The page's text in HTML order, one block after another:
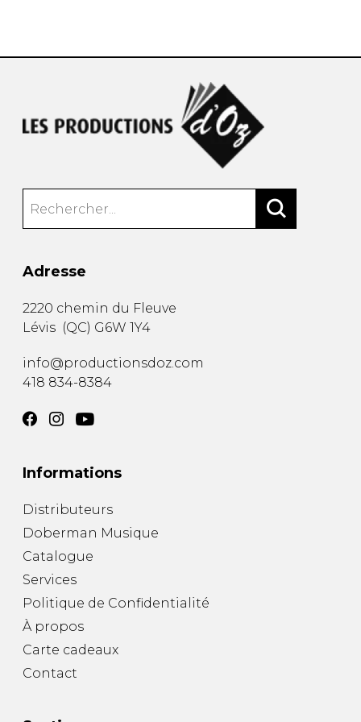
Adresse
2220 chemin du Fleuve
Lévis (QC) G6W 1Y4
info@productionsdoz.com
418 834-8384
Informations
Distributeurs
Doberman Musique
Catalogue
Services
Politique de Confidentialité
À propos
Carte cadeaux
Contact